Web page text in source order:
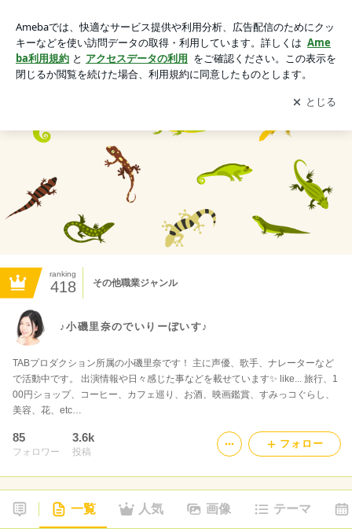
アプリをダウンロードして ブログの更新通知
を受け取りまし
ょう。
開く
ranking
418 その他職業ジャンル
♪小磯里奈のでいりーぼいす♪
TABプロダクション所属の小磯里奈です！ 主に声優、歌手、ナレーターなど
で活動中です。 出演情報や日々感じた事などを載せています✨ like... 旅行、1
00円ショップ、コーヒー、カフェ巡り、お酒、映画鑑賞、すみっコぐらし、
美容、花、etc…
85
フォロワー
3.6k
投稿
フォロー
一覧 人気 画像 テーマ